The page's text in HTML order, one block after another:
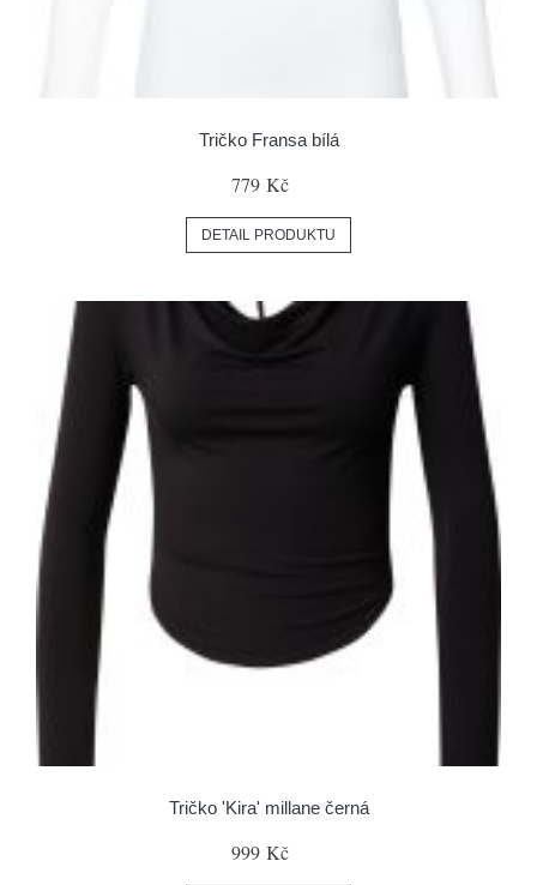
Tričko Fransa bílá
779 Kč
DETAIL PRODUKTU
Tričko 'Kira' millane černá
999 Kč